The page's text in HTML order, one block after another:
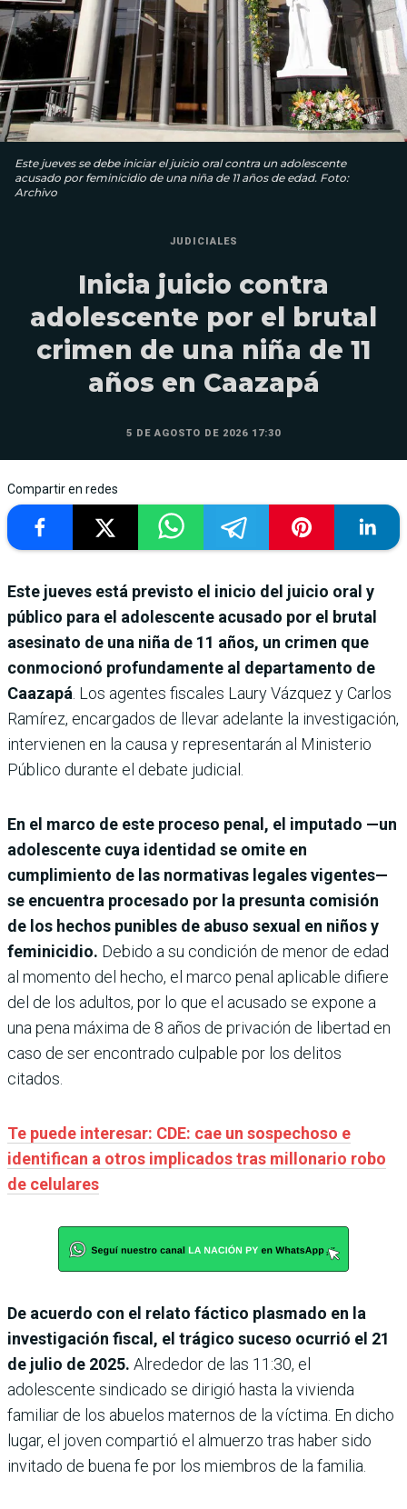
Este jueves se debe iniciar el juicio oral contra un adolescente
acusado por feminicidio de una niña de 11 años de edad. Foto:
Archivo
JUDICIALES
Inicia juicio contra
adolescente por el brutal
crimen de una niña de 11
años en Caazapá
5 DE AGOSTO DE 2026 17:30
Compartir en redes
Este jueves está previsto el inicio del juicio oral y
público para el adolescente acusado por el brutal
asesinato de una niña de 11 años, un crimen que
conmocionó profundamente al departamento de
Caazapá . Los agentes fiscales Laury Vázquez y Carlos
Ramírez, encargados de llevar adelante la investigación,
intervienen en la causa y representarán al Ministerio
Público durante el debate judicial.
En el marco de este proceso penal, el imputado —un
adolescente cuya identidad se omite en
cumplimiento de las normativas legales vigentes—
se encuentra procesado por la presunta comisión
de los hechos punibles de abuso sexual en niños y
feminicidio. Debido a su condición de menor de edad
al momento del hecho, el marco penal aplicable difiere
del de los adultos, por lo que el acusado se expone a
una pena máxima de 8 años de privación de libertad en
caso de ser encontrado culpable por los delitos
citados.
Te puede interesar: CDE: cae un sospechoso e
identifican a otros implicados tras millonario robo
de celulares
De acuerdo con el relato fáctico plasmado en la
investigación fiscal, el trágico suceso ocurrió el 21
de julio de 2025. Alrededor de las 11:30, el
adolescente sindicado se dirigió hasta la vivienda
familiar de los abuelos maternos de la víctima. En dicho
lugar, el joven compartió el almuerzo tras haber sido
invitado de buena fe por los miembros de la familia.